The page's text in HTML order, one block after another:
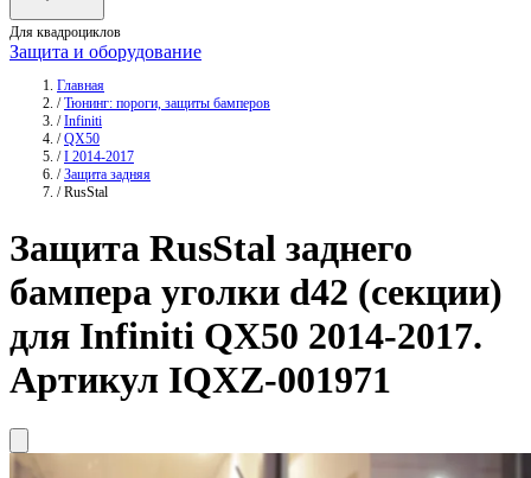
Для квадроциклов
Защита и оборудование
Главная
/ Тюнинг: пороги, защиты бамперов
/ Infiniti
/ QX50
/ I 2014-2017
/ Защита задняя
/ RusStal
Защита RusStal заднего
бампера уголки d42 (секции)
для Infiniti QX50 2014-2017.
Артикул IQXZ-001971